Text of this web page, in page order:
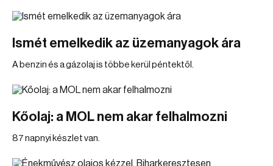
Ismét emelkedik az üzemanyagok ára
A benzin és a gázolaj is többe kerül péntektől.
Kőolaj: a MOL nem akar felhalmozni
87 napnyi készlet van.